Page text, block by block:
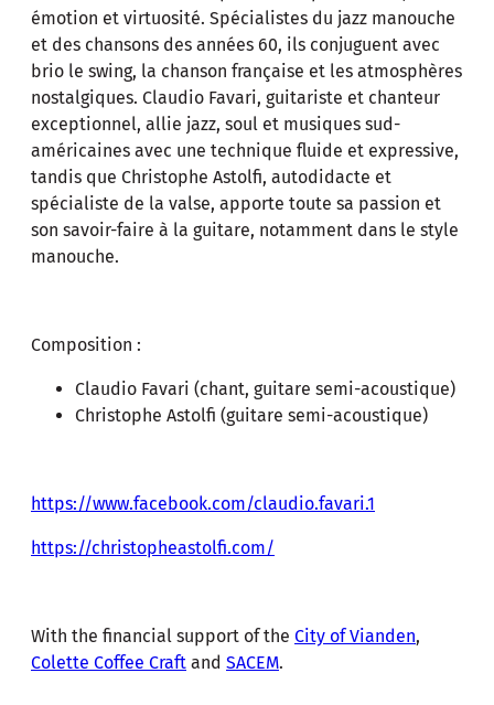
émotion et virtuosité. Spécialistes du jazz manouche
et des chansons des années 60, ils conjuguent avec
brio le swing, la chanson française et les atmosphères
nostalgiques. Claudio Favari, guitariste et chanteur
exceptionnel, allie jazz, soul et musiques sud-
américaines avec une technique fluide et expressive,
tandis que Christophe Astolfi, autodidacte et
spécialiste de la valse, apporte toute sa passion et
son savoir-faire à la guitare, notamment dans le style
manouche.
Composition :
Claudio Favari (chant, guitare semi-acoustique)
Christophe Astolfi (guitare semi-acoustique)
https://www.facebook.com/claudio.favari.1
https://christopheastolfi.com/
With the financial support of the City of Vianden,
Colette Coffee Craft and SACEM.